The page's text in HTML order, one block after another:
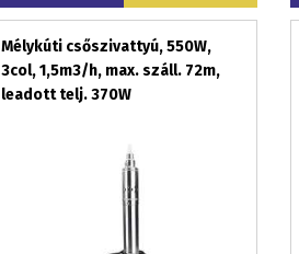
Mélykúti csőszivattyú, 550W,
3col, 1,5m3/h, max. száll. 72m,
leadott telj. 370W